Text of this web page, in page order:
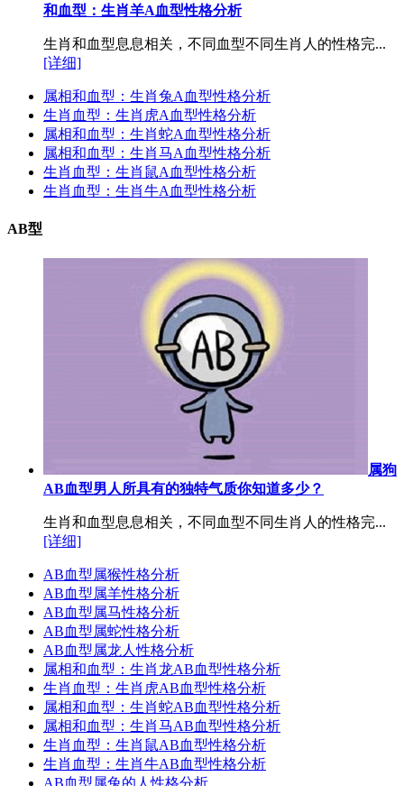
和血型：生肖羊A血型性格分析
生肖和血型息息相关，不同血型不同生肖人的性格完...
[详细]
属相和血型：生肖兔A血型性格分析
生肖血型：生肖虎A血型性格分析
属相和血型：生肖蛇A血型性格分析
属相和血型：生肖马A血型性格分析
生肖血型：生肖鼠A血型性格分析
生肖血型：生肖牛A血型性格分析
AB型
属狗
AB血型男人所具有的独特气质你知道多少？
生肖和血型息息相关，不同血型不同生肖人的性格完...
[详细]
AB血型属猴性格分析
AB血型属羊性格分析
AB血型属马性格分析
AB血型属蛇性格分析
AB血型属龙人性格分析
属相和血型：生肖龙AB血型性格分析
生肖血型：生肖虎AB血型性格分析
属相和血型：生肖蛇AB血型性格分析
属相和血型：生肖马AB血型性格分析
生肖血型：生肖鼠AB血型性格分析
生肖血型：生肖牛AB血型性格分析